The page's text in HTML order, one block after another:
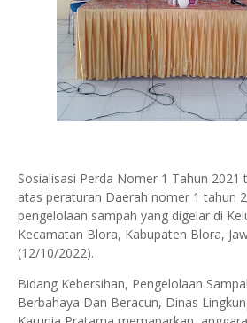
Sosialisasi Perda Nomer 1 Tahun 2021
atas peraturan Daerah nomer 1 tahun
pengelolaan sampah yang digelar di
Kecamatan Blora, Kabupaten Blora,
(12/10/2022).
Bidang Kebersihan, Pengelolaan
Berbahaya Dan Beracun, Dinas